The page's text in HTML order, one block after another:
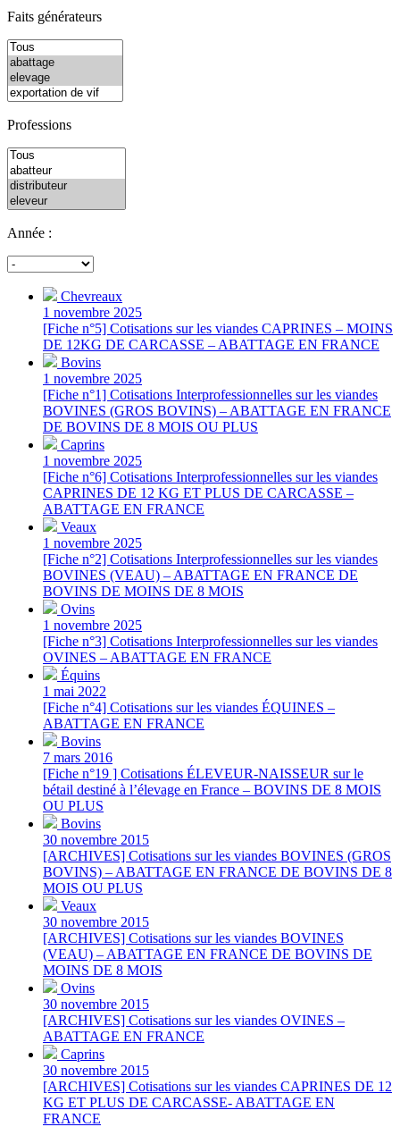
Faits générateurs
Professions
Année :
Chevreaux
1 novembre 2025
[Fiche n°5] Cotisations sur les viandes CAPRINES – MOINS
DE 12KG DE CARCASSE – ABATTAGE EN FRANCE
Bovins
1 novembre 2025
[Fiche n°1] Cotisations Interprofessionnelles sur les viandes
BOVINES (GROS BOVINS) – ABATTAGE EN FRANCE
DE BOVINS DE 8 MOIS OU PLUS
Caprins
1 novembre 2025
[Fiche n°6] Cotisations Interprofessionnelles sur les viandes
CAPRINES DE 12 KG ET PLUS DE CARCASSE –
ABATTAGE EN FRANCE
Veaux
1 novembre 2025
[Fiche n°2] Cotisations Interprofessionnelles sur les viandes
BOVINES (VEAU) – ABATTAGE EN FRANCE DE
BOVINS DE MOINS DE 8 MOIS
Ovins
1 novembre 2025
[Fiche n°3] Cotisations Interprofessionnelles sur les viandes
OVINES – ABATTAGE EN FRANCE
Équins
1 mai 2022
[Fiche n°4] Cotisations sur les viandes ÉQUINES –
ABATTAGE EN FRANCE
Bovins
7 mars 2016
[Fiche n°19 ] Cotisations ÉLEVEUR-NAISSEUR sur le
bétail destiné à l’élevage en France – BOVINS DE 8 MOIS
OU PLUS
Bovins
30 novembre 2015
[ARCHIVES] Cotisations sur les viandes BOVINES (GROS
BOVINS) – ABATTAGE EN FRANCE DE BOVINS DE 8
MOIS OU PLUS
Veaux
30 novembre 2015
[ARCHIVES] Cotisations sur les viandes BOVINES
(VEAU) – ABATTAGE EN FRANCE DE BOVINS DE
MOINS DE 8 MOIS
Ovins
30 novembre 2015
[ARCHIVES] Cotisations sur les viandes OVINES –
ABATTAGE EN FRANCE
Caprins
30 novembre 2015
[ARCHIVES] Cotisations sur les viandes CAPRINES DE 12
KG ET PLUS DE CARCASSE- ABATTAGE EN
FRANCE